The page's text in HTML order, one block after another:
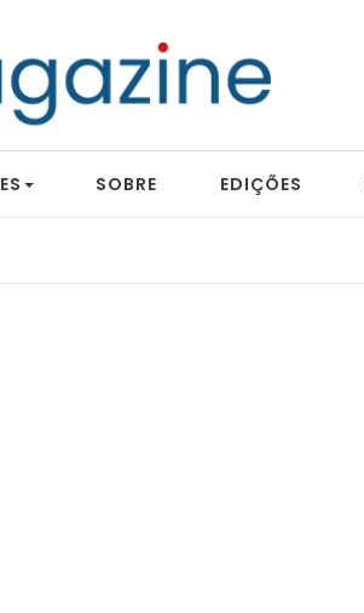
SOBRE EDIÇÕES